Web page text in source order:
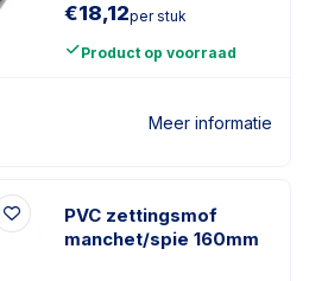
€18,12per stuk
Product op voorraad
Meer informatie
PVC zettingsmof
manchet/spie 160mm